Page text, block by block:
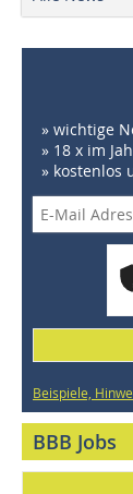
» wichtige
» 18 x im
» kostenlos
Beispiele,
BBB Jobs